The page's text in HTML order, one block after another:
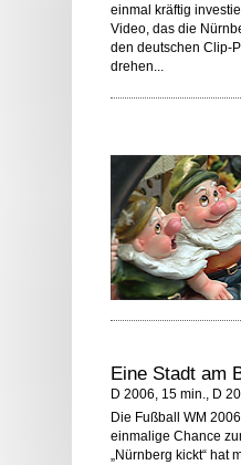
einmal kräftig
Video, das die
den deutschen Clip-
drehen...
Eine Stadt am
D 2006, 15 min., D
Die Fußball WM
einmalige Chance
„Nürnberg kickt“ hat